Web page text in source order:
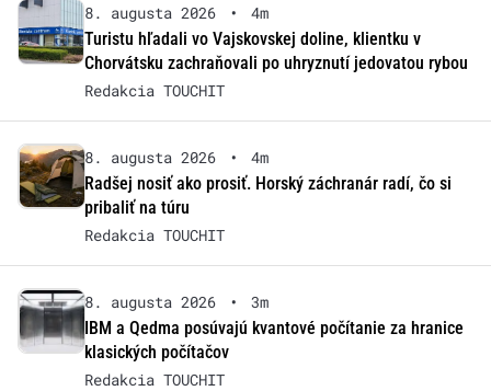
8. augusta 2026 •
4m
Turistu hľadali vo Vajskovskej doline, klientku v
Chorvátsku zachraňovali po uhryznutí jedovatou rybou
Redakcia TOUCHIT
8. augusta 2026 •
4m
Radšej nosiť ako prosiť. Horský záchranár radí, čo si
pribaliť na túru
Redakcia TOUCHIT
8. augusta 2026 •
3m
IBM a Qedma posúvajú kvantové počítanie za hranice
klasických počítačov
Redakcia TOUCHIT